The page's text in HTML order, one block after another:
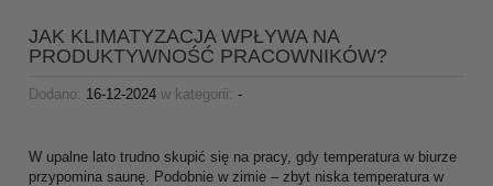
JAK KLIMATYZACJA WPŁYWA NA
PRODUKTYWNOŚĆ PRACOWNIKÓW?
Dodano: 16-12-2024 w kategorii: -
W upalne lato trudno skupić się na pracy, gdy temperatura w biurze
przypomina saunę. Podobnie w zimie – zbyt niska temperatura w